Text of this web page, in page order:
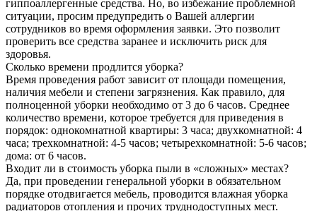
гиппоаллергенные средства. Но, во избежание проблемной
ситуации, просим предупредить о Вашей аллергии
сотрудников во время оформления заявки. Это позволит
проверить все средства заранее и исключить риск для
здоровья.
Сколько времени продлится уборка?
Время проведения работ зависит от площади помещения,
наличия мебели и степени загрязнения. Как правило, для
полноценной уборки необходимо от 3 до 6 часов. Среднее
количество времени, которое требуется для приведения в
порядок: однокомнатной квартиры: 3 часа; двухкомнатной: 4
часа; трехкомнатной: 4-5 часов; четырехкомнатной: 5-6 часов;
дома: от 6 часов.
Входит ли в стоимость уборка пыли в «сложных» местах?
Да, при проведении генеральной уборки в обязательном
порядке отодвигается мебель, проводится влажная уборка
радиаторов отопления и прочих труднодоступных мест.